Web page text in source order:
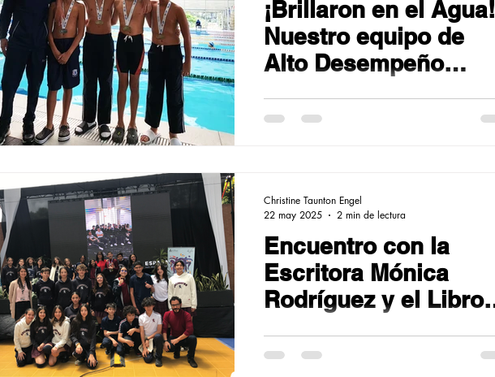
¡Brillaron en el Agua!
Nuestro equipo de
Alto Desempeño
Encuentro con la
Escritora Mónica
Rodríguez y el Libro
Christine Taunton Engel
22 may 2025
2 min de lectura